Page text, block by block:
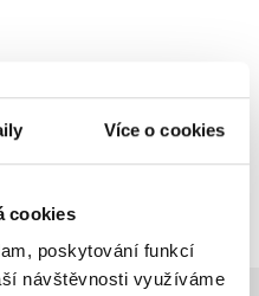
Více o cookies
cookies
poskytování funkcí
návštěvnosti využíváme
Zobraz záznamů